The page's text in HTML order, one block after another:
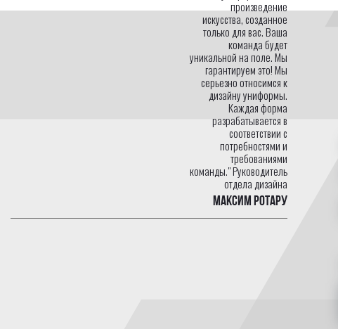
произведение
искусства, созданное
только для вас. Ваша
команда будет
уникальной на поле. Мы
гарантируем это! Мы
серьезно относимся к
дизайну униформы.
Каждая форма
разрабатывается в
соответствии с
потребностями и
требованиями
команды." Руководитель
отдела дизайна
Максим Ротару